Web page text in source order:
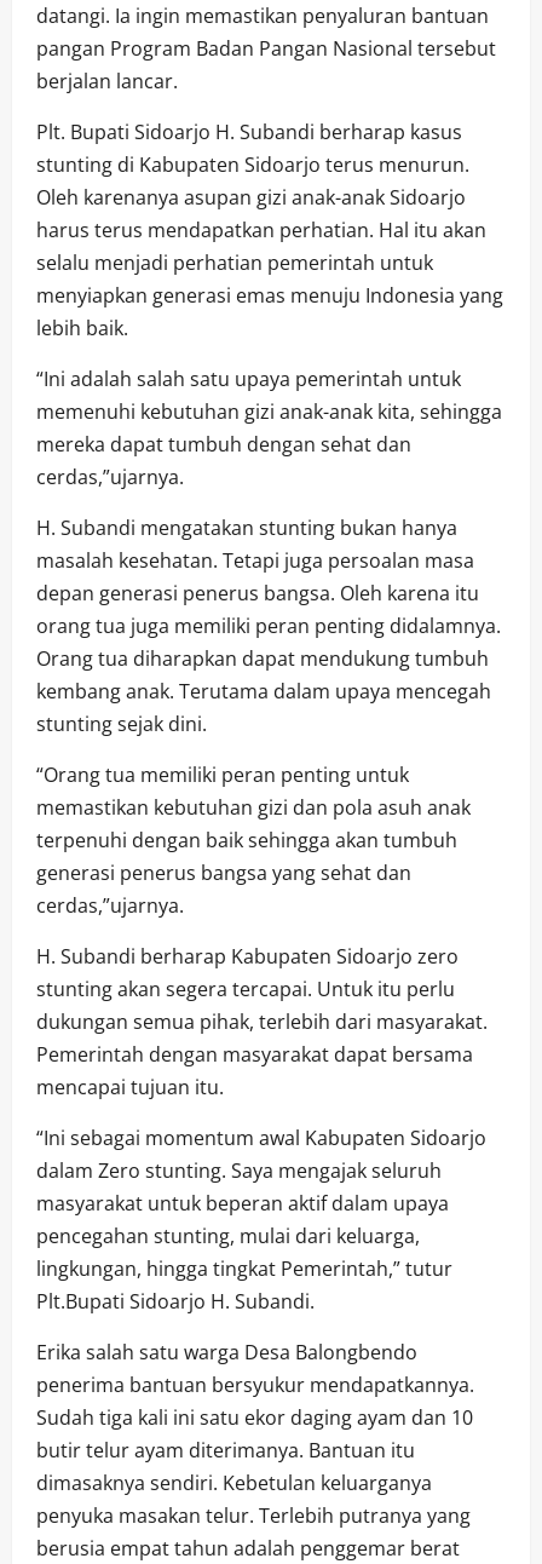
datangi. Ia ingin memastikan penyaluran bantuan
pangan Program Badan Pangan Nasional tersebut
berjalan lancar.
Plt. Bupati Sidoarjo H. Subandi berharap kasus
stunting di Kabupaten Sidoarjo terus menurun.
Oleh karenanya asupan gizi anak-anak Sidoarjo
harus terus mendapatkan perhatian. Hal itu akan
selalu menjadi perhatian pemerintah untuk
menyiapkan generasi emas menuju Indonesia yang
lebih baik.
“Ini adalah salah satu upaya pemerintah untuk
memenuhi kebutuhan gizi anak-anak kita, sehingga
mereka dapat tumbuh dengan sehat dan
cerdas,”ujarnya.
H. Subandi mengatakan stunting bukan hanya
masalah kesehatan. Tetapi juga persoalan masa
depan generasi penerus bangsa. Oleh karena itu
orang tua juga memiliki peran penting didalamnya.
Orang tua diharapkan dapat mendukung tumbuh
kembang anak. Terutama dalam upaya mencegah
stunting sejak dini.
“Orang tua memiliki peran penting untuk
memastikan kebutuhan gizi dan pola asuh anak
terpenuhi dengan baik sehingga akan tumbuh
generasi penerus bangsa yang sehat dan
cerdas,”ujarnya.
H. Subandi berharap Kabupaten Sidoarjo zero
stunting akan segera tercapai. Untuk itu perlu
dukungan semua pihak, terlebih dari masyarakat.
Pemerintah dengan masyarakat dapat bersama
mencapai tujuan itu.
“Ini sebagai momentum awal Kabupaten Sidoarjo
dalam Zero stunting. Saya mengajak seluruh
masyarakat untuk beperan aktif dalam upaya
pencegahan stunting, mulai dari keluarga,
lingkungan, hingga tingkat Pemerintah,” tutur
Plt.Bupati Sidoarjo H. Subandi.
Erika salah satu warga Desa Balongbendo
penerima bantuan bersyukur mendapatkannya.
Sudah tiga kali ini satu ekor daging ayam dan 10
butir telur ayam diterimanya. Bantuan itu
dimasaknya sendiri. Kebetulan keluarganya
penyuka masakan telur. Terlebih putranya yang
berusia empat tahun adalah penggemar berat